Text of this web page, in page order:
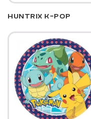
HUNTRIX K-POP